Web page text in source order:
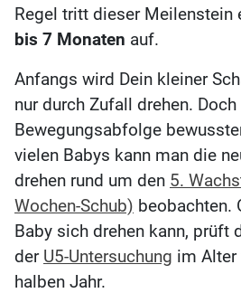
Regel tritt dieser Meilenstein
bis 7 Monaten auf.
Anfangs wird Dein kleiner
nur durch Zufall drehen.
Bewegungsabfolge
vielen Babys kann man die
drehen rund um den 5.
Wochen-Schub) beobachten.
Baby sich drehen kann, prüft
der U5-Untersuchung im Alter
halben Jahr.